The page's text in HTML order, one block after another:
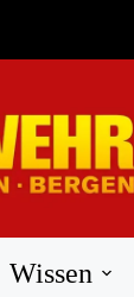
Wissen